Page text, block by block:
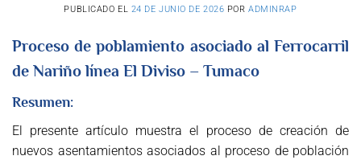
PUBLICADO EL 24 DE JUNIO DE 2026 PORADMINRAP
Proceso de poblamiento asociado al Ferrocarril
de Nariño línea El Diviso – Tumaco
Resumen:
El presente artículo muestra el proceso de creación de
nuevos asentamientos asociados al proceso de población